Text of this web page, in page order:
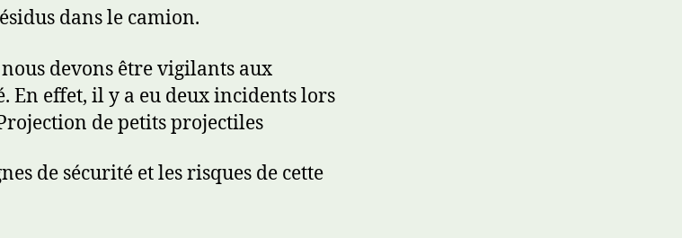
dans le camion.
devons être vigilants aux
En effet, il y a eu deux incidents lors
de petits projectiles
de sécurité et les risques de cette